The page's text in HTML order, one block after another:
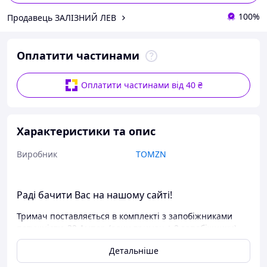
Продавець ЗАЛІЗНИЙ ЛЕВ 100%
Оплатити частинами
Оплатити частинами від 40 ₴
Характеристики та опис
Виробник TOMZN
Раді бачити Вас на нашому сайті!
Тримач поставляється в комплекті з запобіжниками
потужністю 32 Ампер (один тримач + 2 запобіжники).
Запобіжник постійного струму – один із важливих
елементів систем сонячної енергетики. Плавкий
Детальніше